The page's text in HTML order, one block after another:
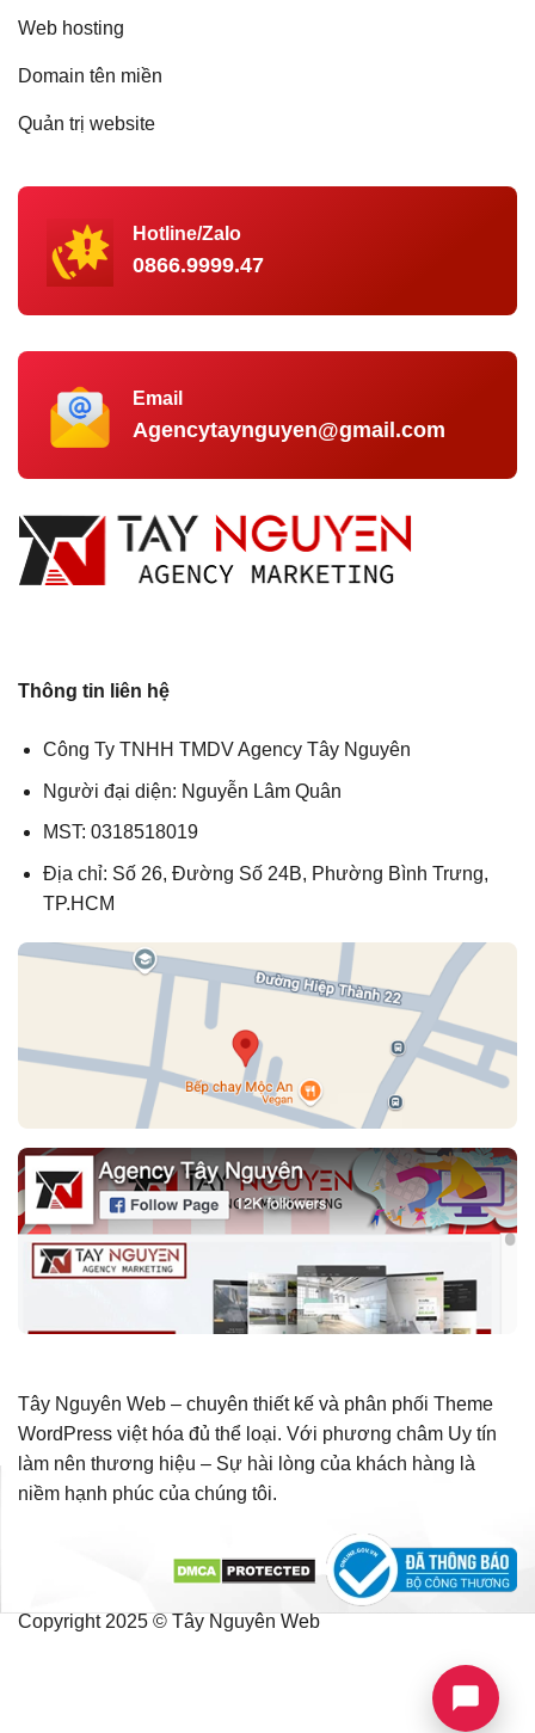
Web hosting
Domain tên miền
Quản trị website
Hotline/Zalo
0866.9999.47
Email
Agencytaynguyen@gmail.com
Thông tin liên hệ
Công Ty TNHH TMDV Agency Tây Nguyên
Người đại diện: Nguyễn Lâm Quân
MST: 0318518019
Địa chỉ: Số 26, Đường Số 24B, Phường Bình Trưng,
TP.HCM
Tây Nguyên Web – chuyên thiết kế và phân phối Theme
WordPress việt hóa đủ thể loại. Với phương châm Uy tín
làm nên thương hiệu – Sự hài lòng của khách hàng là
niềm hạnh phúc của chúng tôi.
Copyright 2025 © Tây Nguyên Web